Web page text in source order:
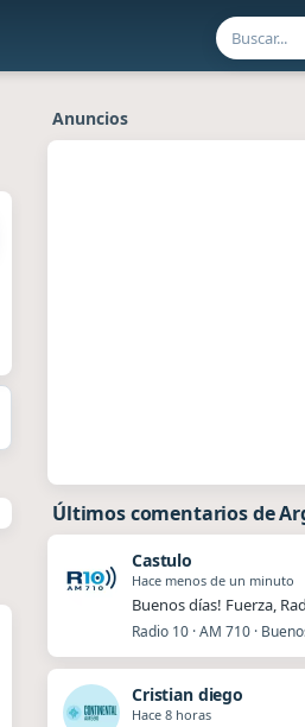
Anuncios
Últimos comentarios de
Castulo
Hace menos de un minuto
Buenos días! Fuerza,
Radio 10 · AM 710 ·
Cristian diego
Hace 8 horas